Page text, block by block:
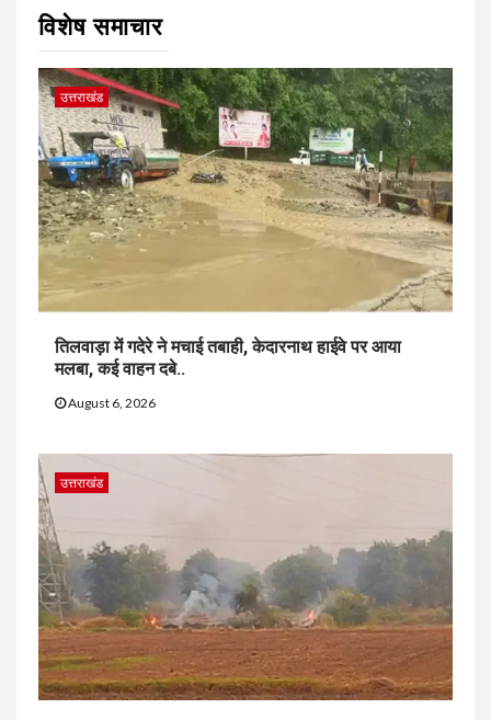
विशेष समाचार
उत्तराखंड
तिलवाड़ा में गदेरे ने मचाई तबाही, केदारनाथ हाईवे पर आया
मलबा, कई वाहन दबे..
August 6, 2026
उत्तराखंड